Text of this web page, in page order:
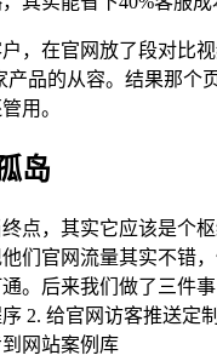
，在官网放了段对比
产品的从容。结果那个
用。
岛
点，其实它应该是个
们官网流量其实不错
。后来我们做了三件
2. 给官网访客推送定
网站案例库